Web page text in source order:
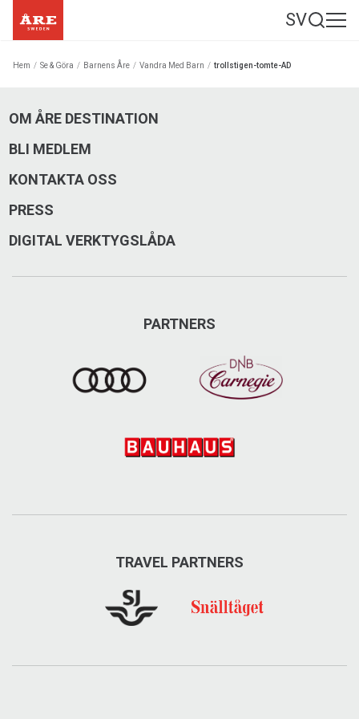
SV
Hem / Se & Göra / Barnens Åre / Vandra Med Barn / trollstigen-tomte-AD
OM ÅRE DESTINATION
BLI MEDLEM
KONTAKTA OSS
PRESS
DIGITAL VERKTYGSLÅDA
PARTNERS
TRAVEL PARTNERS